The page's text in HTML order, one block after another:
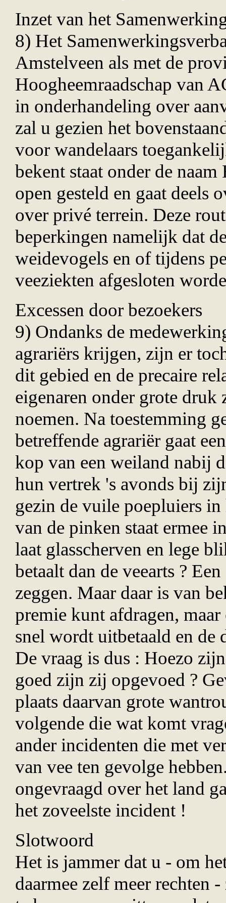
Inzet van het
8) Het
Amstelveen als met de
Hoogheemraadschap van
in onderhandeling over
zal u gezien het
voor wandelaars
bekent staat onder de
open gesteld en gaat deels
over privé terrein. Deze
beperkingen namelijk dat
weidevogels en of tijdens
veeziekten afgesloten
Excessen door bezoekers
9) Ondanks de
agrariërs krijgen, zijn er
dit gebied en de precaire
eigenaren onder grote druk
noemen. Na toestemming
betreffende agrariër gaat
kop van een weiland nabij
hun vertrek 's avonds bij
gezin de vuile poepluiers in
van de pinken staat ermee
laat glasscherven en lege
betaalt dan de veearts ?
zeggen. Maar daar is van
premie kunt afdragen,
snel wordt uitbetaald en
De vraag is dus : Hoezo
goed zijn zij opgevoed ?
plaats daarvan grote
volgende die wat komt
ander incidenten die met
van vee ten gevolge
ongevraagd over het land
het zoveelste incident !
Slotwoord
Het is jammer dat u - om
daarmee zelf meer rechten